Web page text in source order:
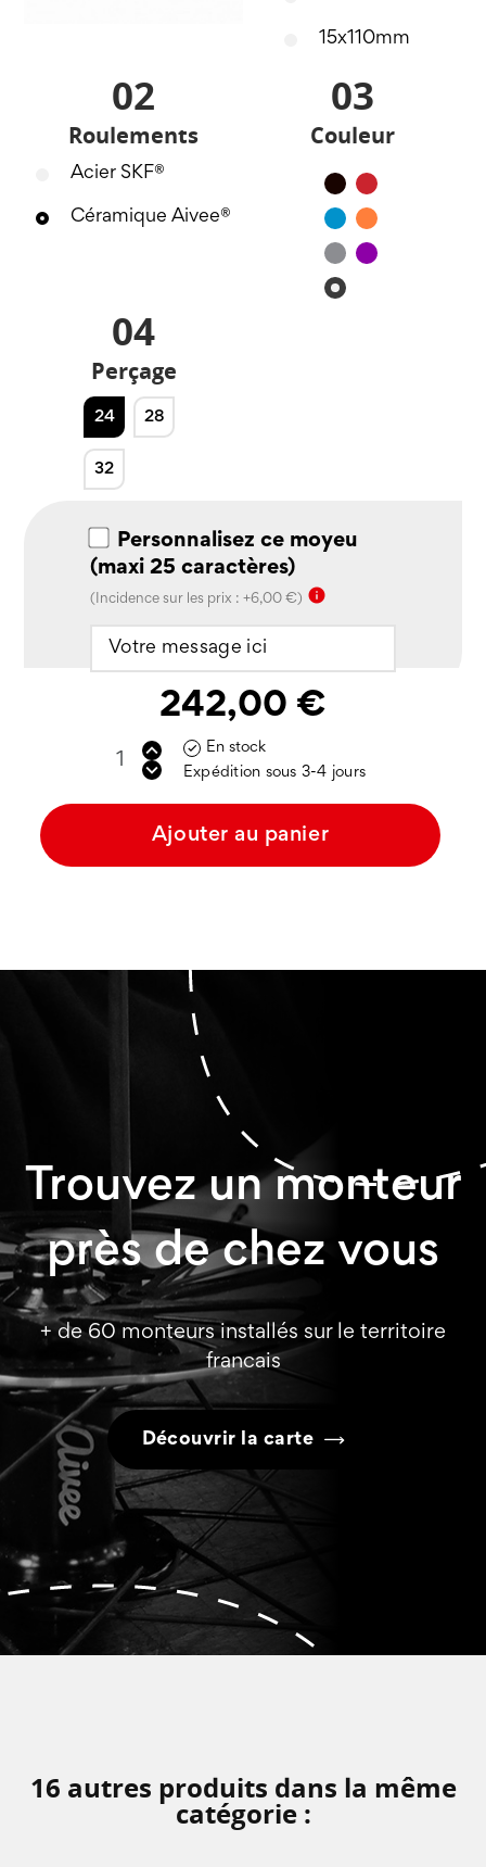
15x110mm
02
Roulements
Acier SKF®
Céramique Aivee®
03
Couleur
NoirRouge
BleuOrange
SilverViolet
Noir
04
Perçage
24 28
32
Personnalisez ce moyeu
(maxi 25 caractères)
(Incidence sur les prix : +6,00 €) info
242,00 €

En stock
Expédition sous 3-4 jours
Ajouter au panier
Trouvez un monteur
près de chez vous
+ de 60 monteurs installés sur le territoire
francais
Découvrir la carte
16 autres produits dans la même
catégorie :